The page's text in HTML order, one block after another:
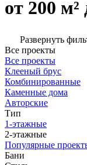
от 200 м²
Развернуть
Все проекты
Все проекты
Клееный брус
Комбинированные
Каменные дома
Авторские
Тип
1-этажные
2-этажные
Популярные
Бани